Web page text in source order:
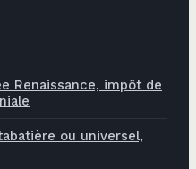
Renaissance, impôt de
ou universel,